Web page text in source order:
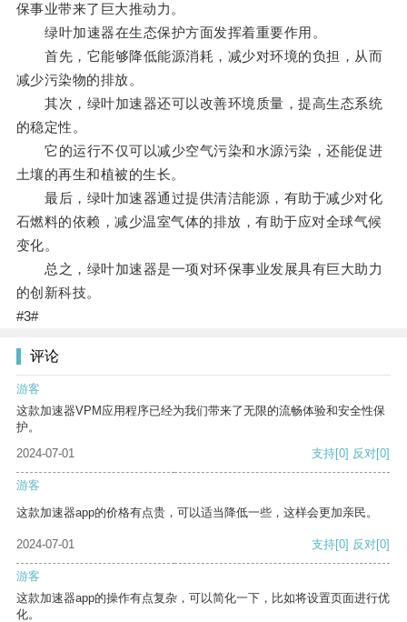
保事业带来了巨大推动力。
绿叶加速器在生态保护方面发挥着重要作用。
首先，它能够降低能源消耗，减少对环境的负担，从而
减少污染物的排放。
其次，绿叶加速器还可以改善环境质量，提高生态系统
的稳定性。
它的运行不仅可以减少空气污染和水源污染，还能促进
土壤的再生和植被的生长。
最后，绿叶加速器通过提供清洁能源，有助于减少对化
石燃料的依赖，减少温室气体的排放，有助于应对全球气候
变化。
总之，绿叶加速器是一项对环保事业发展具有巨大助力
的创新科技。
#3#
评论
游客
这款加速器VPM应用程序已经为我们带来了无限的流畅体验和安全性保
护。
2024-07-01
支持[0] 反对[0]
游客
这款加速器app的价格有点贵，可以适当降低一些，这样会更加亲民。
2024-07-01 支持[0] 反对[0]
游客
这款加速器app的操作有点复杂，可以简化一下，比如将设置页面进行优
化。